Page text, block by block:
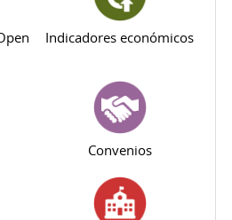
Indicadores económicos
Convenios